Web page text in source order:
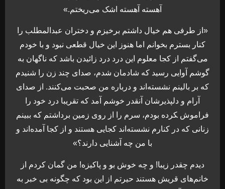
آهسته آهسته اشک مى‌ریختم.»
«از طرفى هم خیال داشتم برخیزم و دختران عبدالمطلب را
كنار بسترم بخوانم اما هنوز این خیال قطعى نبود و با خودم
مى‌گفتم از كجا معلوم این درد درد زائیدن باشد كه ناگهان به
گوشم آوایى رسید كه شادمان شدم، صداى چند زن را شنیدم
كه بر بالینم نشسته‌اند و درباره من صحبت مى‌كنند. از صداى
آرام و دلپذیرشان آنقدر خوشم آمد كه تقریبا درد خود را
فراموش ‍کرده بودم، سرم را از روى زمین برداشتم كه ببینم
زنانى كه در كنارم نشسته‌اند كجایى هستند و از كجا آمده‌اند و
با من چه آشنایى دارند؟»
دیدم چقدر زیبا! و چه خوش بو و پاكیزه! من گمان كردم از
خانم‌هاى قریش هستند حیرتم از این بود كه چگونه بى خبر به